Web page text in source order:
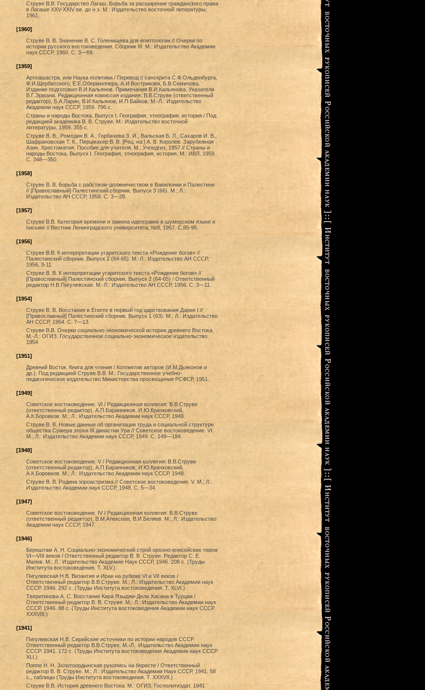
Струве В.В. Государство Лагаш. Борьба за расширение гражданского права
в Лагаше XXV-XXIV вв. до н.э. М.: Издательство восточной литературы,
1961.
[1960]
Струве В. В. Значение В. С. Голенищева для египтологии // Очерки по
истории русского востоковедения. Сборник III. М.: Издательство Академии
наук СССР, 1960. С. 3—69.
[1959]
Артхашастра, или Наука политики / Перевод с санскрита С.Ф.Ольденбурга,
Ф.И.Щербатского, Е.Е.Обермиллера, А.И.Вострикова, Б.В.Семичова.
Издание подготовил В.И.Кальянов. Примечания В.И.Кальянова. Указатели
В.Г.Эрмана. Редакционная комиссия издания: В.В.Струве (ответственный
редактор), Б.А.Ларин, В.И.Кальянов, И.П.Байков. М.-Л.: Издательство
Академии наук СССР, 1959. 796 с.
Страны и народы Востока. Выпуск I. География, этнография, история / Под
редакцией академика В. В. Струве. М.: Издательство восточной
литературы, 1959. 355 с.
Струве В. В., Ромодин В. А., Горбачева З. И., Вальская Б. Л., Сахаров И. В.,
Шафрановская Т. К., Перцмахер В. В. [Рец. на:] А. В. Королёв. Зарубежная
Азия. Хрестоматия. Пособие для учителя. М.: Учпедгиз, 1957 // Страны и
народы Востока. Выпуск I. География, этнография, история. М.: ИВЛ, 1959.
С. 348—350.
[1958]
Струве В. В. Борьба с рабством-должничеством в Вавилонии и Палестине
// [Православный] Палестинский сборник. Выпуск 3 (66). М.; Л.:
Издательство АН СССР, 1958. С. 3—28.
[1957]
Струве В.В. Категория времени и замена идеограмм в шумерском языке и
письме // Вестник Ленинградского университета, №8, 1957. С.85-95.
[1956]
Струве В.В. К интерпретации угаритского текста «Рождение богов» //
Палестинский сборник. Выпуск 2 (64-65). М.-Л.: Издательство АН СССР,
1956, 3-11
Струве В. В. К интерпретации угаритского текста «Рождение богов» //
[Православный] Палестинский сборник. Выпуск 2 (64-65) / Ответственный
редактор Н.В.Пигулевская. М.-Л.: Издательство АН СССР, 1956. С. 3—11.
[1954]
Струве В. В. Восстание в Египте в первый год царствования Дария I //
[Православный] Палестинский сборник. Выпуск 1 (63). М.; Л.: Издательство
АН СССР, 1954. С. 7—13.
Струве В.В. Очерки социально-экономической истории древнего Востока.
М.-Л.: ОГИЗ. Государственное социально-экономическое издательство.
1954
[1951]
Древний Восток. Книга для чтения / Коллектив авторов (И.М.Дьяконов и
др.). Под редакцией Струве В.В. М.: Государственное учебно-
педагогическое издательство Министерства просвещения РСФСР, 1951.
[1949]
Советское востоковедение. VI / Редакционная коллегия: В.В.Струве
(ответственный редактор), А.П.Баранников, И.Ю.Крачковский,
А.К.Боровков. М.; Л.: Издательство Академии наук СССР, 1949.
Струве В. В. Новые данные об организации труда и социальной структуре
общества Сумера эпохи III династии Ура // Советское востоковедение. VI.
М.; Л.: Издательство Академии наук СССР, 1949. С. 149—184.
[1948]
Советское востоковедение. V / Редакционная коллегия: В.В.Струве
(ответственный редактор), А.П.Баранников, И.Ю.Крачковский,
А.К.Боровков. М.; Л.: Издательство Академии наук СССР, 1948.
Струве В. В. Родина зороастризма // Советское востоковедение. V. М.; Л.:
Издательство Академии наук СССР, 1948. С. 5—34.
[1947]
Советское востоковедение. IV / Редакционная коллегия: В.В.Струве
(ответственный редактор), В.М.Алексеев, В.И.Беляев. М.; Л.: Издательство
Академии наук СССР, 1947.
[1946]
Бернштам А. Н. Социально-экономический строй орхоно-енисейских тюрок
VI—VIII веков / Ответственный редактор В. В. Струве. Редактор С. Е.
Малов. М.; Л.: Издательство Академии Наук СССР, 1946. 208 с. (Труды
Института востоковедения. Т. XLV.)
Пигулевская Н.В. Византия и Иран на рубеже VI и VII веков /
Ответственный редактор В.В.Струве. М.; Л.: Издательство Академии наук
СССР. 1946. 292 с. (Труды Института востоковедения. Т. XLVI.)
Тверитинова А. С. Восстание Кара Языджи-Дели Хасана в Турции /
Ответственный редактор В. В. Струве. М.; Л.: Издательство Академии наук
СССР, 1946. 88 с. (Труды Института востоковедения Академии наук СССР.
XXXVIII.)
[1941]
Пигулевская Н.В. Сирийские источники по истории народов СССР.
Ответственный редактор В.В.Струве. М.-Л.: Издательство Академии наук
СССР. 1941. 172 с. (Труды Института востоковедения Академии наук СССР.
XLI.)
Поппе Н. Н. Золотоордынская рукопись на бересте / Ответственный
редактор В. В. Струве. М.; Л.: Издательство Академии Наук СССР, 1941. 58
с., таблицы (Труды Института востоковедения. Т. XXXVII.)
Струве В.В. История древнего Востока. М.: ОГИЗ, Госполитиздат. 1941